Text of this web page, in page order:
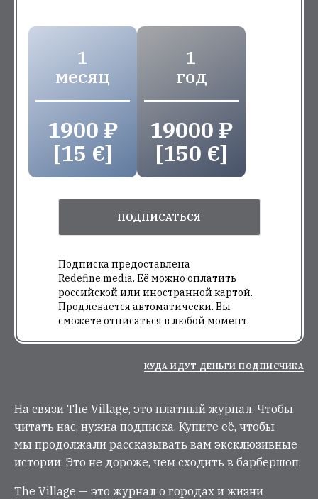
1
месяц
1900 ₽
[15 €]
1
год
19000 ₽
[150 €]
ПОДПИСАТЬСЯ
Подписка предоставлена
Redefine.media. Её можно оплатить
российской или иностранной картой.
Продлевается автоматически. Вы
сможете отписаться в любой момент.
КУДА ИДУТ ДЕНЬГИ ПОДПИСЧИКА
На связи The Village, это платный журнал. Чтобы
читать нас, нужна подписка. Купите её, чтобы
мы продолжали рассказывать вам эксклюзивные
истории. Это не дороже, чем сходить в барбершоп.
The Village — это журнал о городах и жизни